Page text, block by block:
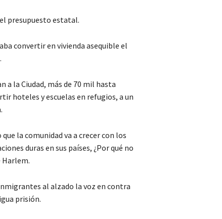
presupuesto estatal.
convertir en vivienda asequible el
a la Ciudad, más de 70 mil hasta
hoteles y escuelas en refugios, a un
la comunidad va a crecer con los
duras en sus países, ¿Por qué no
Harlem.
al alzado la voz en contra
prisión.